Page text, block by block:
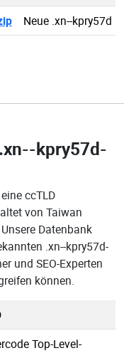
Neue .xn--kpry57d
.xn--kpry57d-
ccTLD
von Taiwan
Datenbank
.xn--kpry57d-
und SEO-Experten
können.
Top-Level-